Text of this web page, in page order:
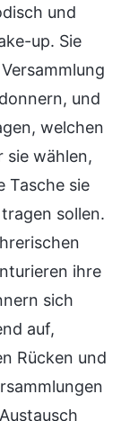
und
up. Sie
und
welchen
sie wählen,
Tasche sie
sollen.
ihre
sich
auf,
Rücken und